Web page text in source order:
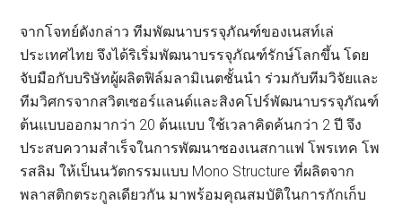
จากโจทย์ดังกล่าว ทีมพัฒนาบรรจุภัณฑ์ของเนสท์เล่
ประเทศไทย จึงได้ริเริ่มพัฒนาบรรจุภัณฑ์รักษ์โลกขึ้น โดย
จับมือกับบริษัทผู้ผลิตฟิล์มลามิเนตชั้นนำ ร่วมกับทีมวิจัยและ
ทีมวิศกรจากสวิตเซอร์แลนด์และสิงคโปร์พัฒนาบรรจุภัณฑ์
ต้นแบบออกมากว่า 20 ต้นแบบ ใช้เวลาคิดค้นกว่า 2 ปี จึง
ประสบความสำเร็จในการพัฒนาซองเนสกาแฟ โพรเทค โพ
รสลิม ให้เป็นนวัตกรรมแบบ Mono Structure ที่ผลิตจาก
พลาสติกตระกูลเดียวกัน มาพร้อมคุณสมบัติในการกักเก็บ